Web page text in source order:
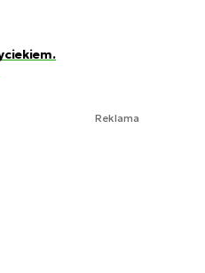
Reklama